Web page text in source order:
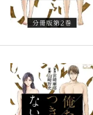
ポイント